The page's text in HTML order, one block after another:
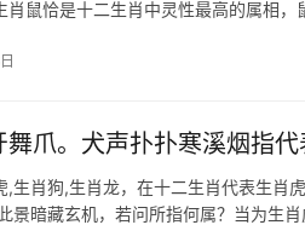
肖鼠恰是十二生肖中灵性最高的属相
舞爪。犬声扑扑寒溪烟指
,生肖狗,生肖龙，在十二生肖代表生肖
景暗藏玄机，若问所指何属？当为生